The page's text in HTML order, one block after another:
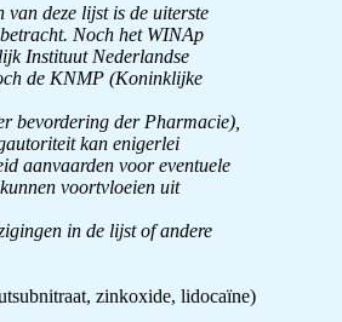
van deze lijst is de uiterste
Noch het WINAp
Instituut Nederlandse
de KNMP (Koninklijke
bevordering der Pharmacie),
kan enigerlei
aanvaarden voor eventuele
voortvloeien uit
in de lijst of andere
zinkoxide, lidocaïne)